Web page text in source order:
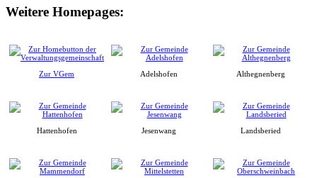
Weitere Homepages:
Zur VGem Adelshofen Althegnenberg
Hattenhofen Jesenwang Landsberied